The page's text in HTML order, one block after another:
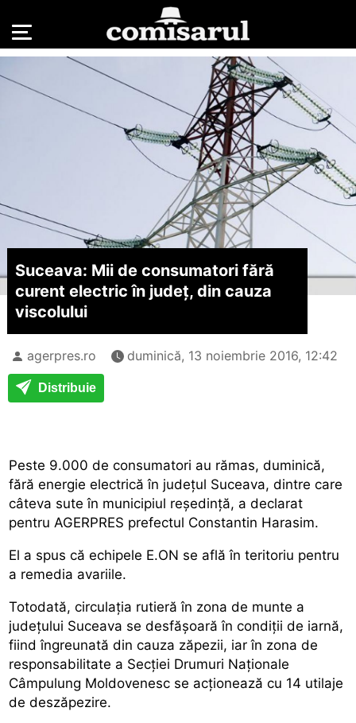
Suceava: Mii de consumatori fără
curent electric în județ, din cauza
viscolului
agerpres.ro duminică, 13 noiembrie 2016, 12:42
Distribuie
Peste 9.000 de consumatori au rămas, duminică,
fără energie electrică în județul Suceava, dintre care
câteva sute în municipiul reședință, a declarat
pentru AGERPRES prefectul Constantin Harasim.
El a spus că echipele E.ON se află în teritoriu pentru
a remedia avariile.
Totodată, circulația rutieră în zona de munte a
județului Suceava se desfășoară în condiții de iarnă,
fiind îngreunată din cauza zăpezii, iar în zona de
responsabilitate a Secției Drumuri Naționale
Câmpulung Moldovenesc se acționează cu 14 utilaje
de deszăpezire.